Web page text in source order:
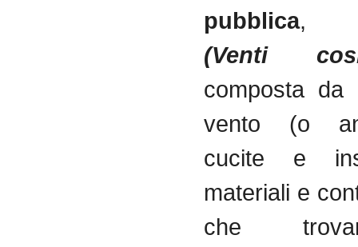
pubblica
(Venti
composta da
vento (o
cucite e
materiali e
che